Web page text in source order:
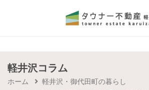
(物件種別から選ぶ)
(価格帯から選ぶ)
軽井沢コラム
ホーム
軽井沢・御代田町の暮らし